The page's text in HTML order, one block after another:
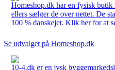
Homeshop.dk har en fysisk
ellers sælger de over nettet. De
100 % danskejet. Klik her for at
Se udvalget på Homeshop.dk
10-4.dk er en jysk